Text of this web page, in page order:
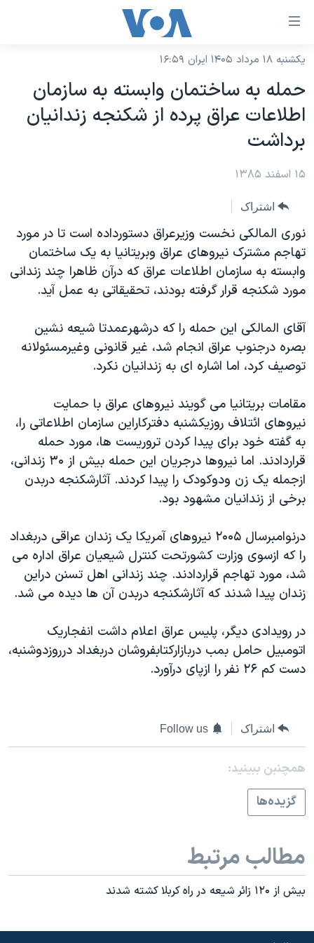
لینکهای
دسترسی
جهش
به
محتوای
اصلی
به
صفحه
جهش
به
جستجو
نسخه سبک وب‌سایت
موضوع ها
آمریکا
جهان
ورزشی
گزیده‌ها
ویژه برنامه‌ها
فرهنگ و زندگی
حقوق شهروندی
علم و فناوری
اسرائیل در جنگ
گالری عکس
آرشیو پخش زنده
برنامه های تلویزیونی
جدول برنامه ها
صفحه‌های ویژه
جام جهانی ۲۰۲۶
عملیات خشم حماسی
۲۵۰سالگی آمریکا
مستندها
انتخابات ریاست جمهوری آمریکا ۲۰۲۴
رمز مهسا
ورزش زنان در ایران
اعتراضات زن، زندگی، آزادی
مجموعه مستندهای دادخواهی
تریبونال مردمی آبان ۹۸
دادگاه حمید نوری
چهل سال گروگان‌گیری
قانون شفافیت دارائی کادر رهبری ایران
اسرائیل در جنگ
نرگس محمدی برنده جایزه نوبل صلح
همایش محافظه‌کاران آمریکا «سی‌پک»
سفر پرزیدنت ترامپ به چین
فرکانس‌های صدای آمریکا
پخش رادیویی
یادگیری زبان انگلیسی
دنبال کنید
زبانهای مختلف
یکشنبه ۱۸ مرداد ۱۴۰۵ ایران ۱۶:۵۹
حمله به ساختمان وابسته به سازمان
اطلاعات عراق پرده از شکنجه زندانيان
برداشت
۱۵ اسفند ۱۳۸۵
اشتراک
نوری المالکی نخست وزيرعراق دستورداده است تا در مورد
تهاجم مشترک نيروهای عراق وبريتانيا به يک ساختمان
وابسته به سازمان اطلاعات عراق که درآن ظاهرا چند زندانی
مورد شکنجه قرار گرفته بودند، تحقيقاتی به عمل آيد.
آقای المالکی اين حمله را که درشهرعمدتا شيعه نشين
بصره درجنوب عراق انجام شد، غير قانونی وغيرمسئولانه
توصيف کرد، اما اشاره ای به زندانيان نکرد.
مقامات بريتانيا می گويند نيروهای عراق با حمايت
نيروهای ائتلاف روزيکشنبه دفترکاراين سازمان اطلاعاتی را،
به گفته خود برای پيدا کردن تروريست ها، مورد حمله
قراردادند. اما نيروها درجريان اين حمله بيش از ۳۰ زندانی،
ازجمله يک زن ودوکودک را پيدا کردند. آثارشکنجه دربدن
برخی از زندانيان مشهود بود.
درنوامبرسال ۲۰۰۵ نيروهای آمريکا يک زندان عراقی دربغداد
را که ازسوی وزارت کشورتحت کنترل شيعيان عراق اداره می
شد، مورد تهاجم قراردادند. چند زندانی اهل تسنن دراين
زندان پيدا شدند که آثارشکنجه دربدن آن ها ديده می شد.
در رويدادی ديگر، پليس عراق اعلام داشت انفجاريک
اتومبيل حامل بمب دربازارکتابفروشان دربغداد درروزدوشنبه،
دست کم ۲۶ نفر را ازپای درآورد.
اشتراک Follow us
همچنبن ببینید:
گزيده‌ها
مطالب مرتبط
بيش از ۱۲۰ زائر شيعه در راه کربلا کشته شدند